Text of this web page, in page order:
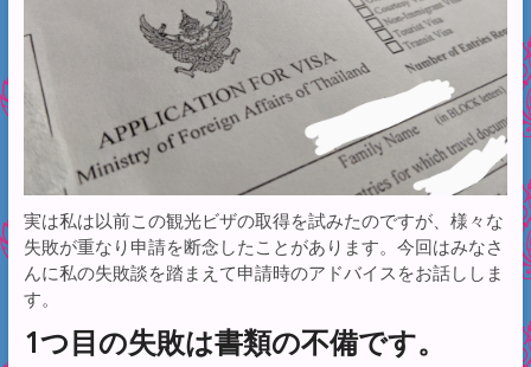
実は私は以前この観光ビザの取得を試みたのですが、様々な
失敗が重なり申請を断念したことがあります。今回はみなさ
んに私の失敗談を踏まえて申請時のアドバイスをお話ししま
す。
1つ目の失敗は書類の不備です。